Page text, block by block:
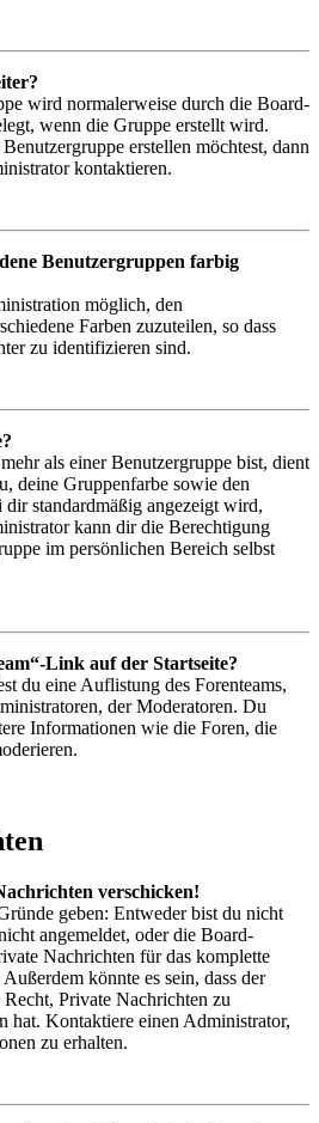
wird normalerweise durch die Board-
wenn die Gruppe erstellt wird.
erstellen möchtest, dann
kontaktieren.
Benutzergruppen farbig
möglich, den
Farben zuzuteilen, so dass
zu identifizieren sind.
als einer Benutzergruppe bist, dient
deine Gruppenfarbe sowie den
dir standardmäßig angezeigt wird,
kann dir die Berechtigung
im persönlichen Bereich selbst
Link auf der Startseite?
du eine Auflistung des Forenteams,
der Moderatoren. Du
Informationen wie die Foren, die
verschicken!
geben: Entweder bist du nicht
angemeldet, oder die Board-
Nachrichten für das komplette
könnte es sein, dass der
Private Nachrichten zu
hat. Kontaktiere einen Administrator,
zu erhalten.